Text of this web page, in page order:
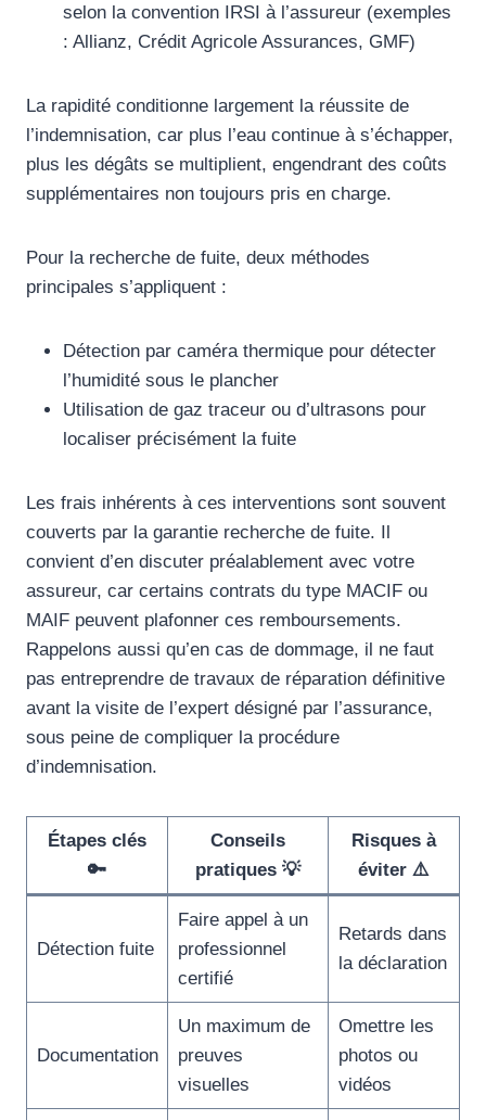
selon la convention IRSI à l’assureur (exemples
: Allianz, Crédit Agricole Assurances, GMF)
La rapidité conditionne largement la réussite de
l’indemnisation, car plus l’eau continue à s’échapper,
plus les dégâts se multiplient, engendrant des coûts
supplémentaires non toujours pris en charge.
Pour la recherche de fuite, deux méthodes
principales s’appliquent :
Détection par caméra thermique pour détecter
l’humidité sous le plancher
Utilisation de gaz traceur ou d’ultrasons pour
localiser précisément la fuite
Les frais inhérents à ces interventions sont souvent
couverts par la garantie recherche de fuite. Il
convient d’en discuter préalablement avec votre
assureur, car certains contrats du type MACIF ou
MAIF peuvent plafonner ces remboursements.
Rappelons aussi qu’en cas de dommage, il ne faut
pas entreprendre de travaux de réparation définitive
avant la visite de l’expert désigné par l’assurance,
sous peine de compliquer la procédure
d’indemnisation.
Étapes clés
🔑
Conseils
pratiques 💡
Risques à
éviter ⚠️
Détection fuite
Faire appel à un
professionnel
certifié
Retards dans
la déclaration
Documentation
Un maximum de
preuves
visuelles
Omettre les
photos ou
vidéos